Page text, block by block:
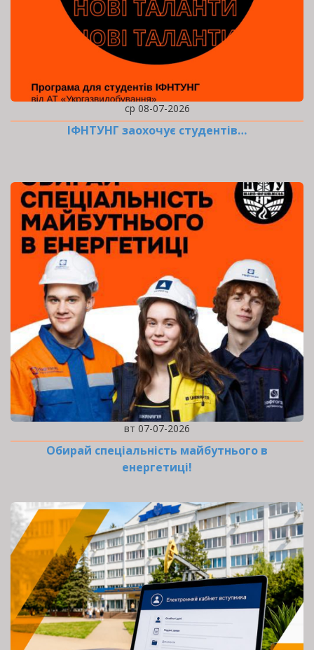
ср 08-07-2026
ІФНТУНГ заохочує студентів…
вт 07-07-2026
Обирай спеціальність майбутнього в
енергетиці!